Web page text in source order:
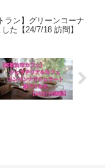
ラン】グリーンコーナ
た【24/7/18 訪問】